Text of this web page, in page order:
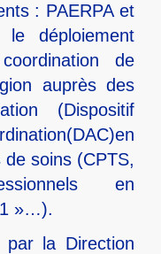
: PAERPA et
déploiement
de
auprès des
(Dispositif
soins (CPTS,
en
»…).
la Direction